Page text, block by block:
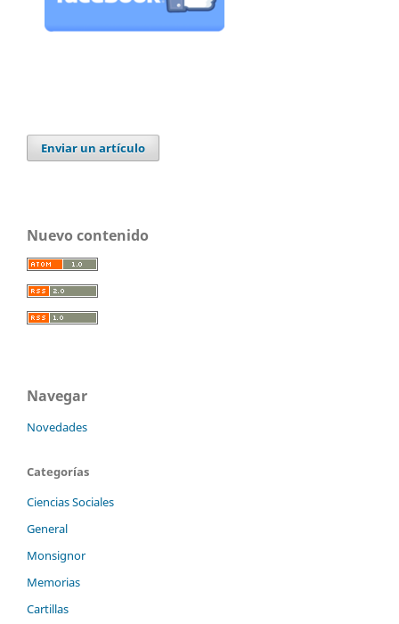
Enviar un artículo
Nuevo contenido
Navegar
Novedades
Categorías
Ciencias Sociales
General
Monsignor
Memorias
Cartillas